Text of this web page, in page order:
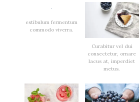
estibulum fermentum
commodo viverra.
Curabitur vel dui
consectetur, ornare
lacus at, imperdiet
metus.